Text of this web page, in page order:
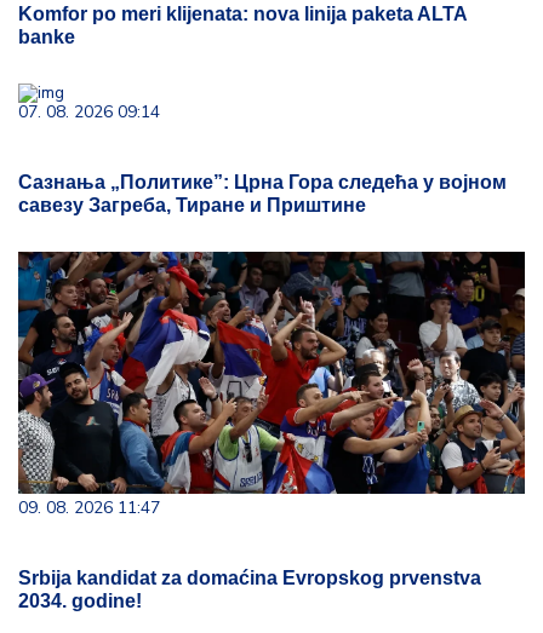
Komfor po meri klijenata: nova linija paketa ALTA
banke
07. 08. 2026 09:14
Сазнања „Политике”: Црна Гора следећа у војном
савезу Загреба, Тиране и Приштине
09. 08. 2026 11:47
Srbija kandidat za domaćina Evropskog prvenstva
2034. godine!